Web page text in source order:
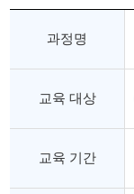
과정명
교육 대상
교육 기간